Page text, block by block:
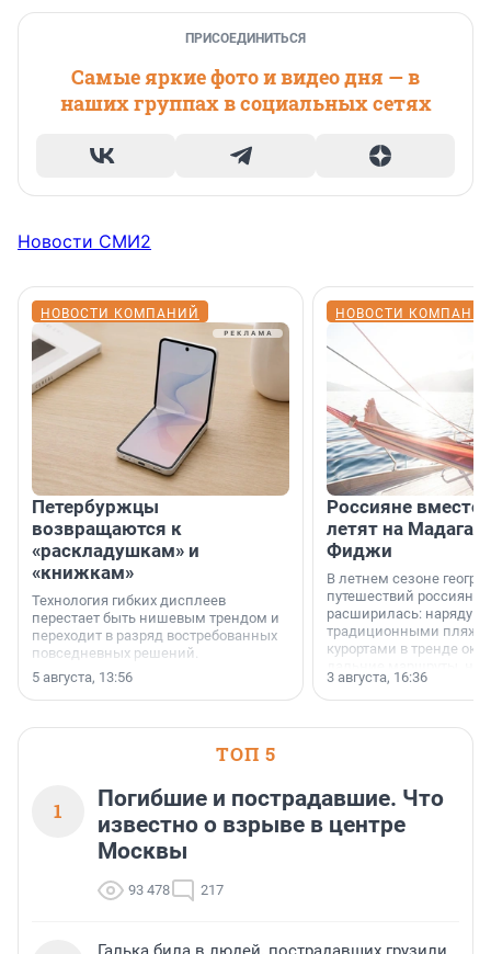
ПРИСОЕДИНИТЬСЯ
Самые яркие фото и видео дня — в
наших группах в социальных сетях
Новости СМИ2
НОВОСТИ КОМПАНИЙ
Петербуржцы
возвращаются к
«раскладушкам» и
«книжкам»
Технология гибких дисплеев
перестает быть нишевым трендом и
переходит в разряд востребованных
повседневных решений.
5 августа, 13:56
НОВОСТИ
Россияне вместо
летят на
Фиджи
В летнем сезоне
путешествий россиян
расширилась: наряду с
традиционными
курортами в тренде
острова Африки и Азии,
свидетельствуют
3 августа, 16:36
ТОП 5
1
Погибшие и пострадавшие. Что
известно о взрыве в центре
Москвы
93 478 217